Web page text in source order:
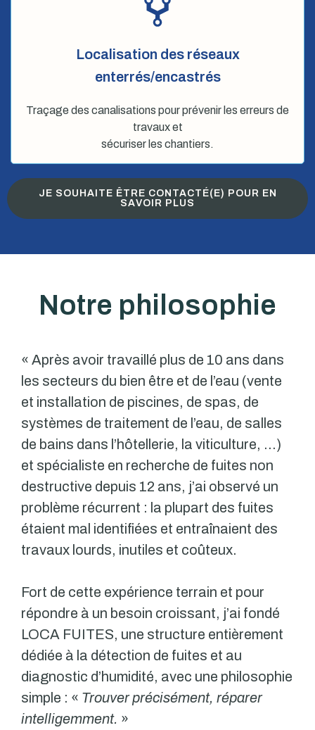
Localisation des réseaux
enterrés/encastrés
Traçage des canalisations pour prévenir les erreurs de
travaux et
sécuriser les chantiers.
JE SOUHAITE ÊTRE CONTACTÉ(E) POUR EN
SAVOIR PLUS
Notre philosophie
« Après avoir travaillé plus de 10 ans dans
les secteurs du bien être et de l’eau (vente
et installation de piscines, de spas, de
systèmes de traitement de l’eau, de salles
de bains dans l’hôtellerie, la viticulture, …)
et spécialiste en recherche de fuites non
destructive depuis 12 ans, j’ai observé un
problème récurrent : la plupart des fuites
étaient mal identifiées et entraînaient des
travaux lourds, inutiles et coûteux.
Fort de cette expérience terrain et pour
répondre à un besoin croissant, j’ai fondé
LOCA FUITES, une structure entièrement
dédiée à la détection de fuites et au
diagnostic d’humidité, avec une philosophie
simple : « Trouver précisément, réparer
intelligemment. »